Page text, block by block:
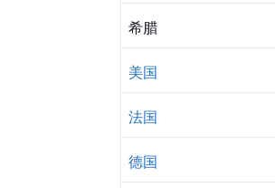
希腊
美国
法国
德国